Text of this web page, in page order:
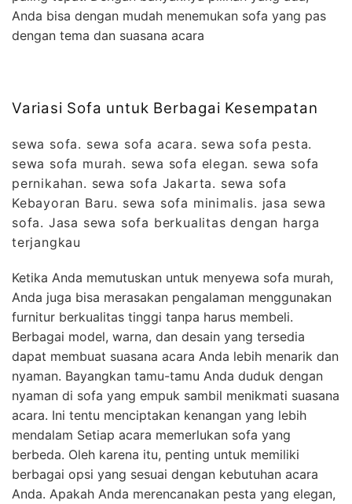
Anda bisa dengan mudah menemukan sofa yang pas
dengan tema dan suasana acara
Variasi Sofa untuk Berbagai Kesempatan
sewa sofa. sewa sofa acara. sewa sofa pesta.
sewa sofa murah. sewa sofa elegan. sewa sofa
pernikahan. sewa sofa Jakarta. sewa sofa
Kebayoran Baru. sewa sofa minimalis. jasa sewa
sofa. Jasa sewa sofa berkualitas dengan harga
terjangkau
Ketika Anda memutuskan untuk menyewa sofa murah,
Anda juga bisa merasakan pengalaman menggunakan
furnitur berkualitas tinggi tanpa harus membeli.
Berbagai model, warna, dan desain yang tersedia
dapat membuat suasana acara Anda lebih menarik dan
nyaman. Bayangkan tamu-tamu Anda duduk dengan
nyaman di sofa yang empuk sambil menikmati suasana
acara. Ini tentu menciptakan kenangan yang lebih
mendalam Setiap acara memerlukan sofa yang
berbeda. Oleh karena itu, penting untuk memiliki
berbagai opsi yang sesuai dengan kebutuhan acara
Anda. Apakah Anda merencanakan pesta yang elegan,